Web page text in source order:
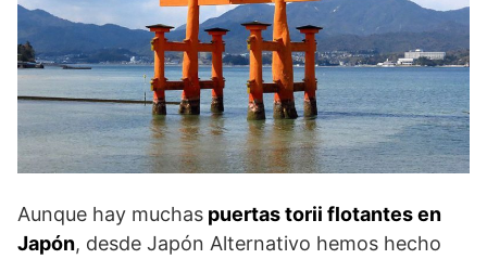
Aunque hay muchas puertas torii flotantes en
Japón, desde Japón Alternativo hemos hecho